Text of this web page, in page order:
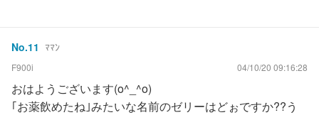
No.11 ﾏﾏﾝ
F900i 04/10/20 09:16:28
おはようございます(o^_^o)
｢お薬飲めたね｣みたいな名前のゼリーはどぉですか??う